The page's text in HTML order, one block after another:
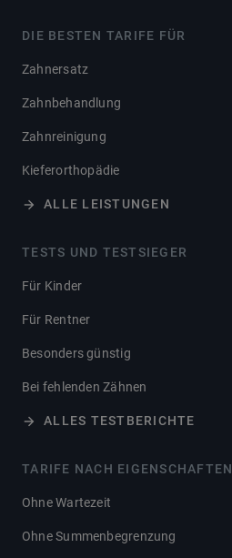
DIE BESTEN TARIFE FÜR
Zahnersatz
Zahnbehandlung
Zahnreinigung
Kieferorthopädie
ALLE LEISTUNGEN
TESTS UND TESTSIEGER
Für Kinder
Für Rentner
Besonders günstig
Bei fehlenden Zähnen
ALLES TESTBERICHTE
TARIFE NACH EIGENSCHAFTEN
Ohne Wartezeit
Ohne Summenbegrenzung